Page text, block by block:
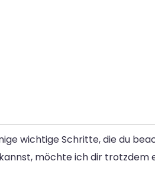
wichtige Schritte, die du
möchte ich dir trotzdem